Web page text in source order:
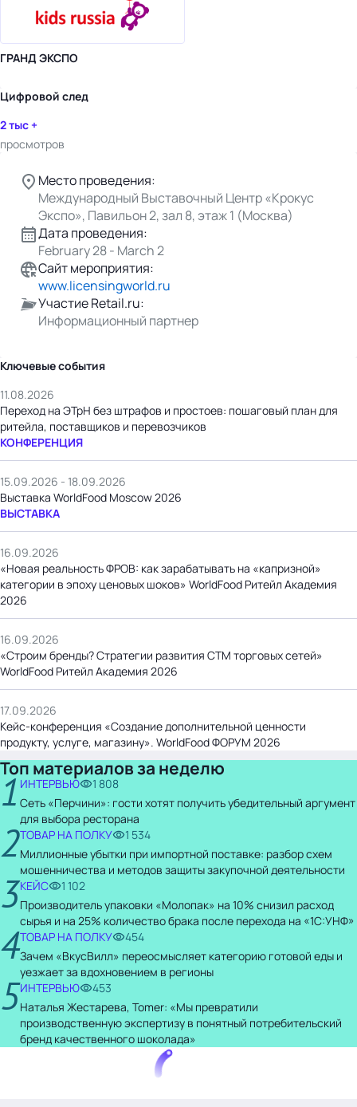
ГРАНД ЭКСПО
Цифровой след
2 тыс +
просмотров
Место проведения:
Международный Выставочный Центр «Крокус
Экспо», Павильон 2, зал 8, этаж 1 (Москва)
Дата проведения:
February 28 - March 2
Сайт мероприятия:
www.licensingworld.ru
Участие Retail.ru:
Информационный партнер
Ключевые события
11.08.2026
Переход на ЭТрН без штрафов и простоев: пошаговый план для
ритейла, поставщиков и перевозчиков
КОНФЕРЕНЦИЯ
15.09.2026 - 18.09.2026
Выставка WorldFood Moscow 2026
ВЫСТАВКА
16.09.2026
«Новая реальность ФРОВ: как зарабатывать на «капризной»
категории в эпоху ценовых шоков» WorldFood Ритейл Академия
2026
16.09.2026
«Строим бренды? Стратегии развития СТМ торговых сетей»
WorldFood Ритейл Академия 2026
17.09.2026
Кейс-конференция «Создание дополнительной ценности
продукту, услуге, магазину». WorldFood ФОРУМ 2026
Топ материалов за неделю
1 ИНТЕРВЬЮ
1 808
Сеть «Перчини»: гости хотят получить убедительный аргумент
для выбора ресторана
2ТОВАР НА ПОЛКУ
1 534
Миллионные убытки при импортной поставке: разбор схем
мошенничества и методов защиты закупочной деятельности
3КЕЙС
1 102
Производитель упаковки «Молопак» на 10% снизил расход
сырья и на 25% количество брака после перехода на «1С:УНФ»
4ТОВАР НА ПОЛКУ
454
Зачем «ВкусВилл» переосмысляет категорию готовой еды и
уезжает за вдохновением в регионы
5ИНТЕРВЬЮ
453
Наталья Жестарева, Tomer: «Мы превратили
производственную экспертизу в понятный потребительский
бренд качественного шоколада»